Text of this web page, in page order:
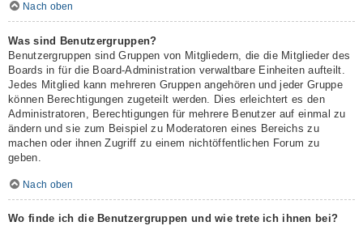
Nach oben
Was sind Benutzergruppen?
Benutzergruppen sind Gruppen von Mitgliedern, die die Mitglieder des
Boards in für die Board-Administration verwaltbare Einheiten aufteilt.
Jedes Mitglied kann mehreren Gruppen angehören und jeder Gruppe
können Berechtigungen zugeteilt werden. Dies erleichtert es den
Administratoren, Berechtigungen für mehrere Benutzer auf einmal zu
ändern und sie zum Beispiel zu Moderatoren eines Bereichs zu
machen oder ihnen Zugriff zu einem nichtöffentlichen Forum zu
geben.
Nach oben
Wo finde ich die Benutzergruppen und wie trete ich ihnen bei?